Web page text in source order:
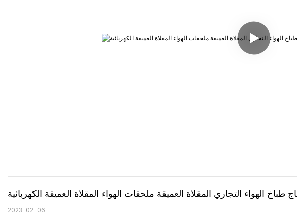
التجاري المقلاة العميقة ملحقات الهواء المقلاة العميقة الكهربائية
2023-02-06